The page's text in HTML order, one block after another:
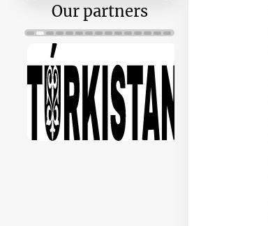
Our partners